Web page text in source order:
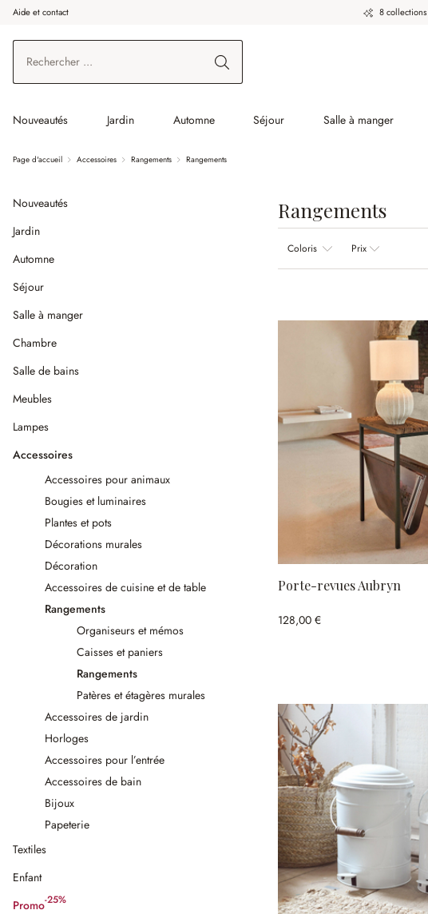
au contenu principal
Aller à la recherche
Aller à la navigation principale
Aide et contact 8
Nouveautés Jardin Automne Séjour Salle à manger
Page d'accueil Accessoires Rangements Rangements
Nouveautés
Jardin
Automne
Séjour
Salle à manger
Chambre
Salle de bains
Meubles
Lampes
Accessoires
Accessoires pour animaux
Bougies et luminaires
Plantes et pots
Décorations murales
Décoration
Accessoires de cuisine et de table
Rangements
Organiseurs et mémos
Caisses et paniers
Rangements
Patères et étagères murales
Accessoires de jardin
Horloges
Accessoires pour l’entrée
Accessoires de bain
Bijoux
Papeterie
Textiles
Enfant
Promo-25%
(25%spared)
Rangements
Coloris Prix
Porte-revues Aubryn
128,00 €